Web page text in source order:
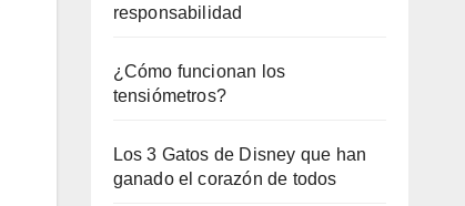
responsabilidad
¿Cómo funcionan los
tensiómetros?
Los 3 Gatos de Disney que han
ganado el corazón de todos